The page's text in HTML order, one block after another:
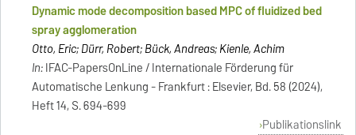
Dynamic mode decomposition based MPC of fluidized bed
spray agglomeration
Otto, Eric; Dürr, Robert; Bück, Andreas; Kienle, Achim
In:IFAC-PapersOnLine / Internationale Förderung für
Automatische Lenkung - Frankfurt : Elsevier, Bd. 58 (2024),
Heft 14, S. 694-699
Publikationslink